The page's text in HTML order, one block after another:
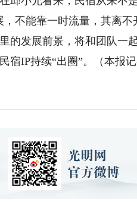
不能靠一时流量，其离不
的发展前景，将和团队一
宿IP持续“出圈”。（本